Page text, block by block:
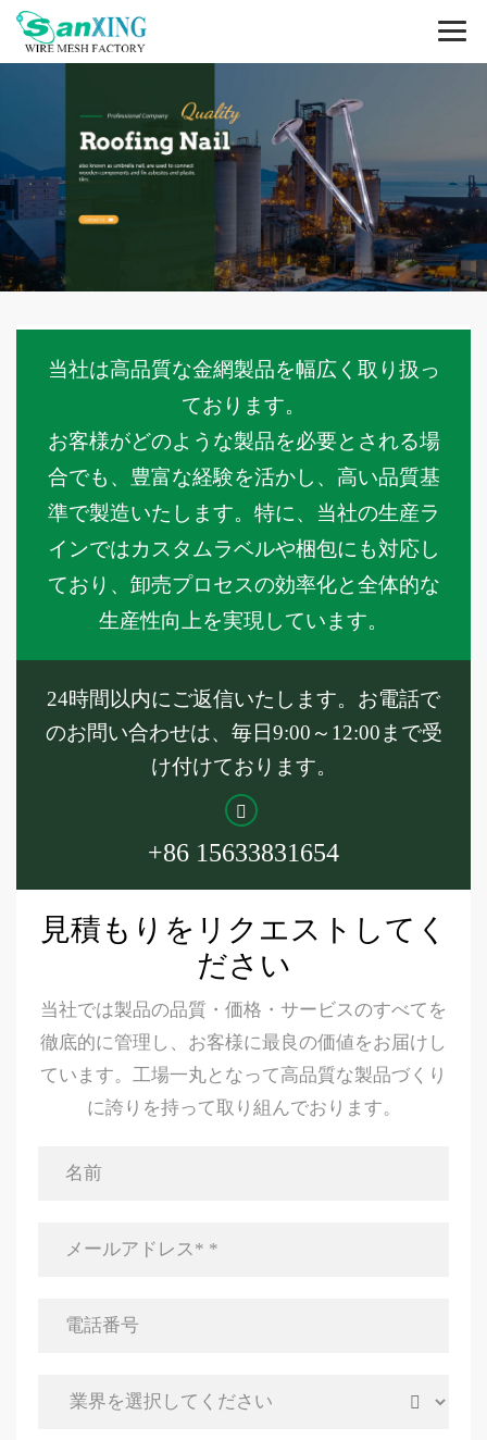
当社は高品質な金網製品を幅広く取り扱っ
ております。
お客様がどのような製品を必要とされる場
合でも、豊富な経験を活かし、高い品質基
準で製造いたします。特に、当社の生産ラ
インではカスタムラベルや梱包にも対応し
ており、卸売プロセスの効率化と全体的な
生産性向上を実現しています。
24時間以内にご返信いたします。お電話で
のお問い合わせは、毎日9:00～12:00まで受
け付けております。
+86 15633831654
見積もりをリクエストしてく
ださい
当社では製品の品質・価格・サービスのすべてを
徹底的に管理し、お客様に最良の価値をお届けし
ています。工場一丸となって高品質な製品づくり
に誇りを持って取り組んでおります。